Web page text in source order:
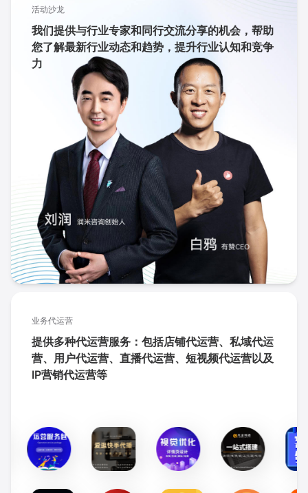
活动沙龙
我们提供与行业专家和同行交流分享的机会，帮助
您了解最新行业动态和趋势，提升行业认知和竞争
力
业务代运营
提供多种代运营服务：包括店铺代运营、私域代运
营、用户代运营、直播代运营、短视频代运营以及
IP营销代运营等